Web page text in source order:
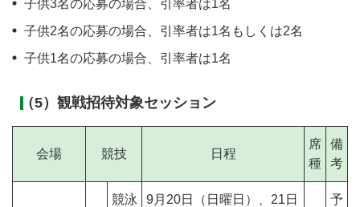
子供3名の応募の場合、引率者は1名
子供2名の応募の場合、引率者は1名もしくは2名
子供1名の応募の場合、引率者は1名
（5）観戦招待対象セッション
会場 競技 日程
席
種
備
考
競泳
9月20日（日曜日）、21日
予